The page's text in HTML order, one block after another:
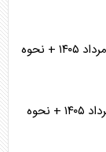
جدول قطعی برق استان کرمانشاه فردا جمعه ۱۶ مرداد ۱۴۰۵ + نحوه
جدول قطعی برق استان اصفهان فردا جمعه ۱۶ مرداد ۱۴۰۵ + نحوه